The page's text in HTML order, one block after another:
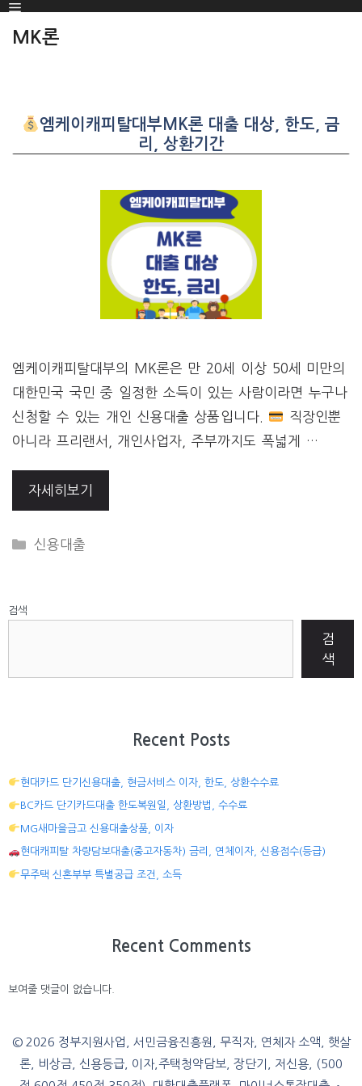
SKIP
TO
Menu
MK론
엠케이캐피탈대부MK론 대출 대상, 한도, 금
리, 상환기간
엠케이캐피탈대부의 MK론은 만 20세 이상 50세 미만의
대한민국 국민 중 일정한 소득이 있는 사람이라면 누구나
신청할 수 있는 개인 신용대출 상품입니다.
직장인뿐
아니라 프리랜서, 개인사업자, 주부까지도 폭넓게 …
자세히보기
CATEGORIES
신용대출
검색
검
색
Recent Posts
현대카드 단기신용대출, 현금서비스 이자, 한도, 상환수수료
BC카드 단기카드대출 한도복원일, 상환방법, 수수료
MG새마을금고 신용대출상품, 이자
현대캐피탈 차량담보대출(중고자동차) 금리, 연체이자, 신용점수(등급)
무주택 신혼부부 특별공급 조건, 소득
Recent Comments
보여줄 댓글이 없습니다.
© 2026 정부지원사업, 서민금융진흥원, 무직자, 연체자 소액, 햇살
론, 비상금, 신용등급, 이자,주택청약담보, 장단기, 저신용, (500